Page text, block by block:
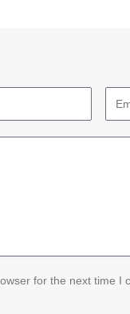
for the next time I